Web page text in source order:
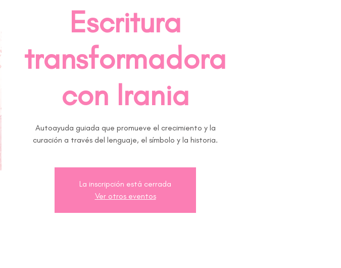
Escritura
transformadora
con Irania
Autoayuda guiada que promueve el crecimiento y la
curación a través del lenguaje, el símbolo y la historia.
La inscripción está cerrada
Ver otros eventos